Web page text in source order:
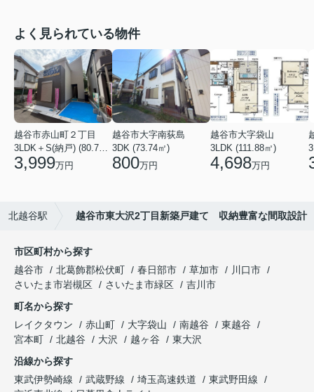
よく見られている物件
越谷市赤山町２丁目
3,999万円
越谷市大字南荻島
3DK (73.74㎡)
800万円
越谷市大字袋山
3LDK (111.88㎡)
4,698万円
北越谷駅 越谷市東大沢2丁目新築戸建て 収納豊富な間取設計
市区町村から探す
越谷市
北葛飾郡松伏町 春日部市 草加市
川口市
さいたま市岩槻区
さいたま市緑区
吉川市
町名から探す
レイクタウン
赤山町 大字袋山 南越谷
東越谷
宮本町
北越谷 大沢 越ヶ谷
東大沢
沿線から探す
東武伊勢崎線
武蔵野線 埼玉高速鉄道
東武野田線